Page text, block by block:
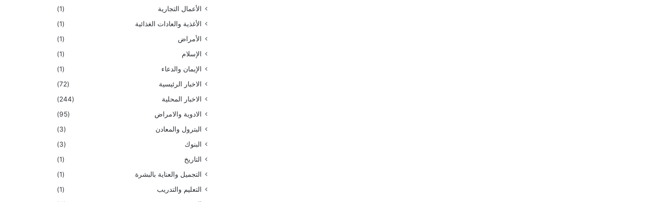
الأعمال التجارية
(1)
الأغذية والعادات الغذائية
(1)
الأمراض
(1)
الإسلام
(1)
الإيمان والدعاء
(1)
الاخبار الرئيسية
(72)
الاخبار المحلية
(244)
الادوية والامراض
(95)
البترول والمعادن
(3)
البنوك
(3)
التاريخ
(1)
التجميل والعناية بالبشرة
(1)
التعليم والتدريب
(1)